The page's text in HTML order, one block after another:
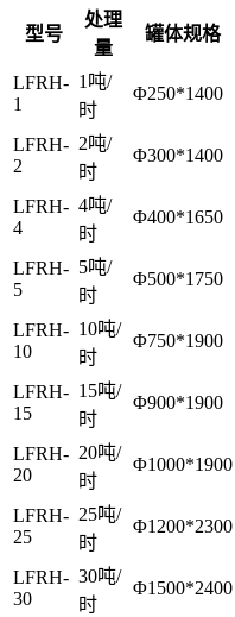
型号
处理
量
罐体规格
LFRH-
1
1吨/
时
Φ250*1400
LFRH-
2
2吨/
时
Φ300*1400
LFRH-
4
4吨/
时
Φ400*1650
LFRH-
5
5吨/
时
Φ500*1750
LFRH-
10
10吨/
时
Φ750*1900
LFRH-
15
15吨/
时
Φ900*1900
LFRH-
20
20吨/
时
Φ1000*1900
LFRH-
25
25吨/
时
Φ1200*2300
LFRH-
30
30吨/
时
Φ1500*2400